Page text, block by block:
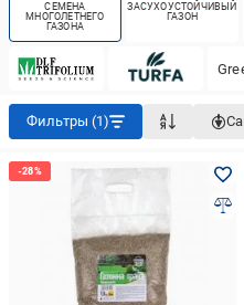
СЕМЕНА
МНОГОЛЕТНЕГО
ГАЗОНА
ЗАСУХОУСТОЙЧИВЫЙ
ГАЗОН
Фильтры (1)